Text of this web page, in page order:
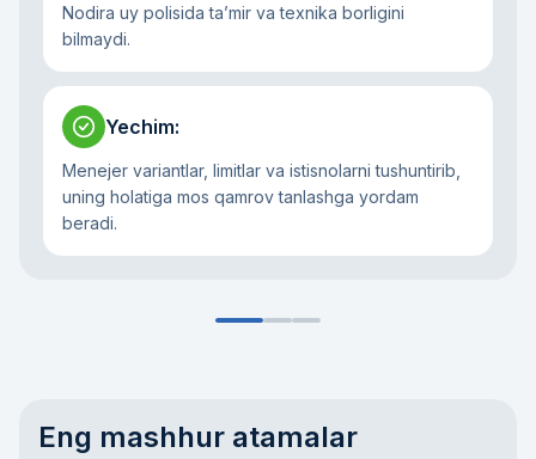
Nodira uy polisida ta’mir va texnika borligini
bilmaydi.
Yechim:
Menejer variantlar, limitlar va istisnolarni tushuntirib,
uning holatiga mos qamrov tanlashga yordam
beradi.
Eng mashhur atamalar